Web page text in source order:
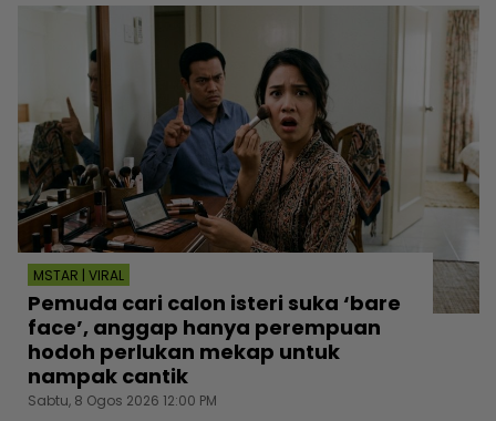
MSTAR | VIRAL
Pemuda cari calon isteri suka ‘bare
face’, anggap hanya perempuan
hodoh perlukan mekap untuk
nampak cantik
Sabtu, 8 Ogos 2026 12:00 PM